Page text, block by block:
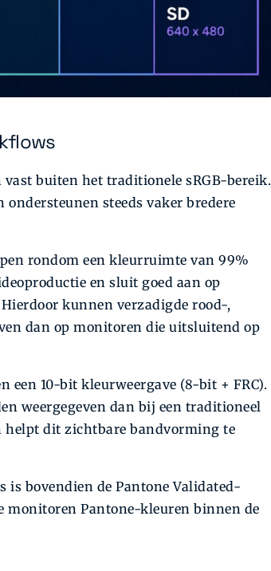
vast buiten het traditionele sRGB-bereik.
steeds vaker bredere
rondom een kleurruimte van 99%
en sluit goed aan op
Hierdoor kunnen verzadigde rood-,
dan op monitoren die uitsluitend op
een 10-bit kleurweergave (8-bit + FRC).
weergegeven dan bij een traditioneel
dit zichtbare bandvorming te
is bovendien de Pantone Validated-
monitoren Pantone-kleuren binnen de